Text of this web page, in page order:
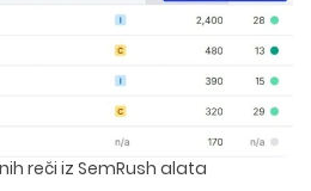
reči iz SemRush alata